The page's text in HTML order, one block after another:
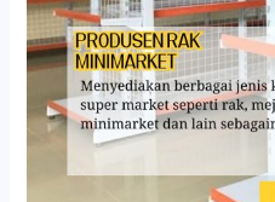
untuk
Cafe
&
Fashion